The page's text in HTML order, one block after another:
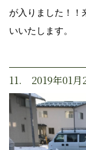
が入りました！！
いいたします。
11. 2019年01月